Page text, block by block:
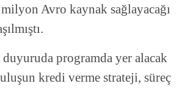
Avro kaynak sağlayacağı
programda yer alacak
kredi verme strateji, süreç